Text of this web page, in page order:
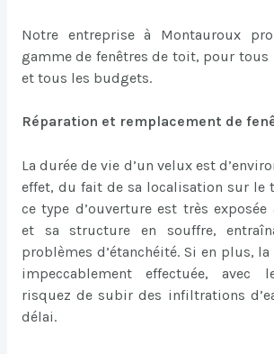
Notre entreprise à Montauroux
gamme de fenêtres de toit, pour tous
et tous les budgets.
Réparation et remplacement de
La durée de vie d’un velux est
effet, du fait de sa localisation sur le
ce type d’ouverture est très
et sa structure en souffre,
problèmes d’étanchéité. Si en plus, la
impeccablement effectuée, avec
risquez de subir des infiltrations
délai.